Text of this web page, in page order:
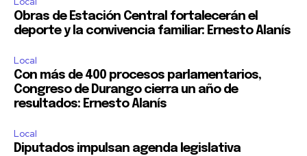
Obras de Estación Central fortalecerán el
deporte y la convivencia familiar: Ernesto Alanís
Local
Con más de 400 procesos parlamentarios,
Congreso de Durango cierra un año de
resultados: Ernesto Alanís
Local
Diputados impulsan agenda legislativa